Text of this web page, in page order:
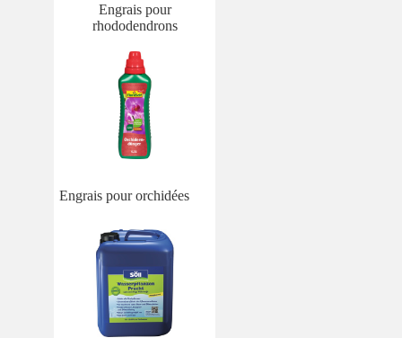
Engrais pour
rhododendrons
Engrais pour orchidées